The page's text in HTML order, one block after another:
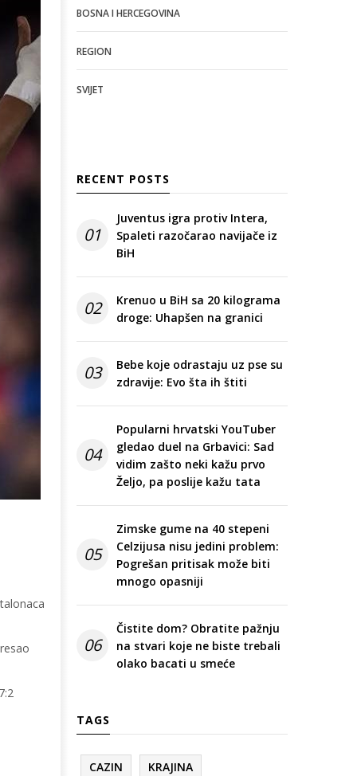
BOSNA I HERCEGOVINA
REGION
SVIJET
RECENT POSTS
01
Juventus igra protiv Intera,
Spaleti razočarao navijače iz
BiH
02
Krenuo u BiH sa 20 kilograma
droge: Uhapšen na granici
03
Bebe koje odrastaju uz pse su
zdravije: Evo šta ih štiti
04
Popularni hrvatski YouTuber
gledao duel na Grbavici: Sad
vidim zašto neki kažu prvo
Željo, pa poslije kažu tata
05
Zimske gume na 40 stepeni
Celzijusa nisu jedini problem:
Pogrešan pritisak može biti
mnogo opasniji
06
Čistite dom? Obratite pažnju
na stvari koje ne biste trebali
olako bacati u smeće
TAGS
CAZIN KRAJINA